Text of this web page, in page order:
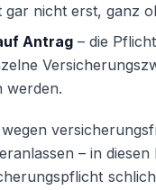
gar nicht erst, ganz
Antrag – die
werden.
– in